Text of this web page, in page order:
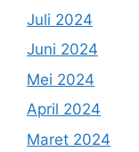
Juli 2024
Juni 2024
Mei 2024
April 2024
Maret 2024